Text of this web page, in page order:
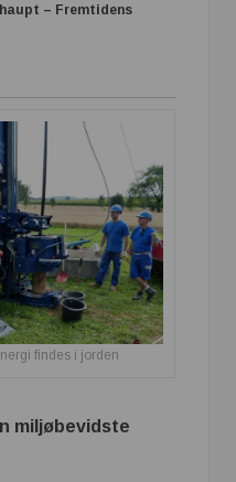
– Fremtidens
findes i jorden
miljøbevidste